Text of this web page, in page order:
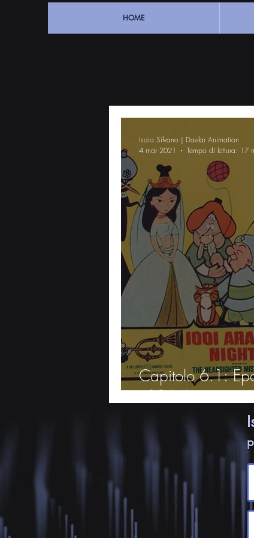
HOME
Capitolo 6.1:
- 1964)
Isaia Silvano | Daelar Animation
4 mar 2021
Tempo di lettura: 17